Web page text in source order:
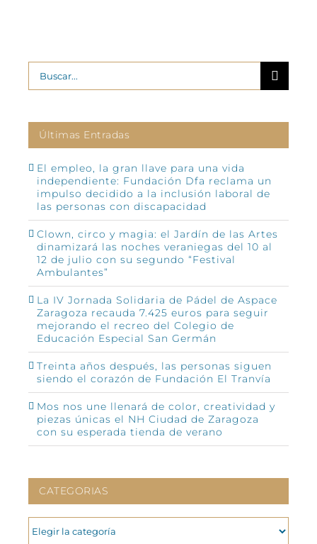
Buscar:
Últimas Entradas
El empleo, la gran llave para una vida
independiente: Fundación Dfa reclama un
impulso decidido a la inclusión laboral de
las personas con discapacidad
Clown, circo y magia: el Jardín de las Artes
dinamizará las noches veraniegas del 10 al
12 de julio con su segundo “Festival
Ambulantes”
La IV Jornada Solidaria de Pádel de Aspace
Zaragoza recauda 7.425 euros para seguir
mejorando el recreo del Colegio de
Educación Especial San Germán
Treinta años después, las personas siguen
siendo el corazón de Fundación El Tranvía
Mos nos une llenará de color, creatividad y
piezas únicas el NH Ciudad de Zaragoza
con su esperada tienda de verano
CATEGORIAS
CATEGORIAS